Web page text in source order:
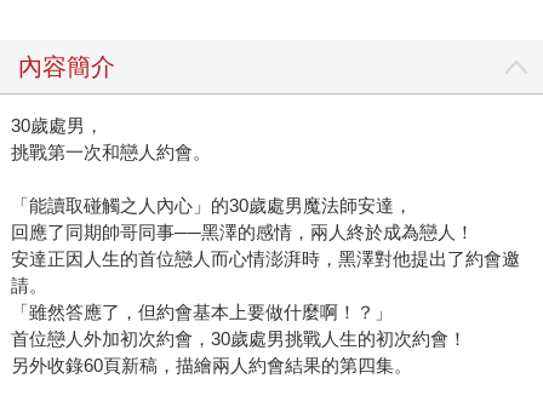
內容簡介
30歲處男，
挑戰第一次和戀人約會。
「能讀取碰觸之人內心」的30歲處男魔法師安達，
回應了同期帥哥同事──黑澤的感情，兩人終於成為戀人！
安達正因人生的首位戀人而心情澎湃時，黑澤對他提出了約會邀
請。
「雖然答應了，但約會基本上要做什麼啊！？」
首位戀人外加初次約會，30歲處男挑戰人生的初次約會！
另外收錄60頁新稿，描繪兩人約會結果的第四集。